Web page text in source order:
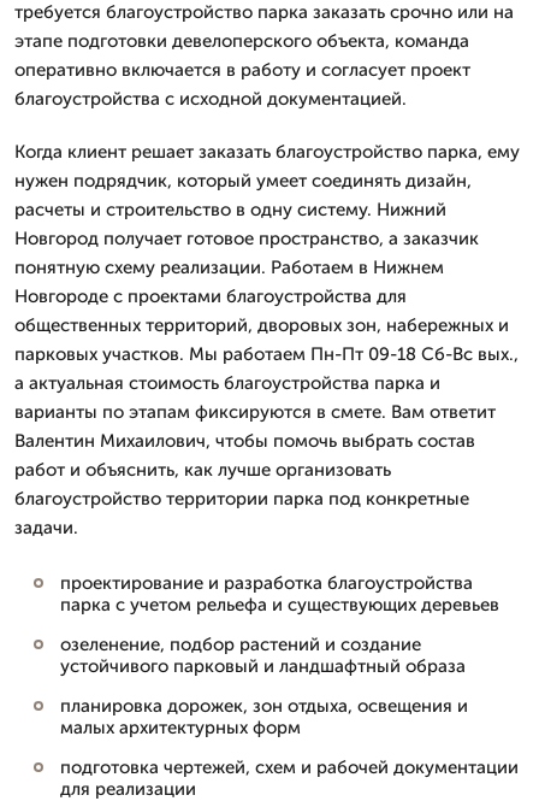
требуется благоустройство парка заказать срочно или на
этапе подготовки девелоперского объекта, команда
оперативно включается в работу и согласует проект
благоустройства с исходной документацией.
Когда клиент решает заказать благоустройство парка, ему
нужен подрядчик, который умеет соединять дизайн,
расчеты и строительство в одну систему. Нижний
Новгород получает готовое пространство, а заказчик
понятную схему реализации. Работаем в Нижнем
Новгороде с проектами благоустройства для
общественных территорий, дворовых зон, набережных и
парковых участков. Мы работаем Пн-Пт 09-18 Сб-Вс вых.,
а актуальная стоимость благоустройства парка и
варианты по этапам фиксируются в смете. Вам ответит
Валентин Михаилович, чтобы помочь выбрать состав
работ и объяснить, как лучше организовать
благоустройство территории парка под конкретные
задачи.
проектирование и разработка благоустройства
парка с учетом рельефа и существующих деревьев
озеленение, подбор растений и создание
устойчивого парковый и ландшафтный образа
планировка дорожек, зон отдыха, освещения и
малых архитектурных форм
подготовка чертежей, схем и рабочей документации
для реализации